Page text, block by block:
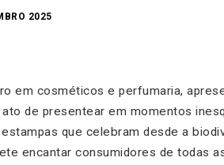
2025
em cosméticos e perfumaria,
de presentear em momentos
que celebram desde a
encantar consumidores de todas